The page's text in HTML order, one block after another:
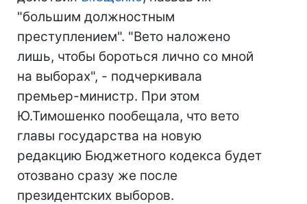
"большим должностным
преступлением". "Вето наложено
лишь, чтобы бороться лично со мной
на выборах", - подчеркивала
премьер-министр. При этом
Ю.Тимошенко пообещала, что вето
главы государства на новую
редакцию Бюджетного кодекса будет
отозвано сразу же после
президентских выборов.